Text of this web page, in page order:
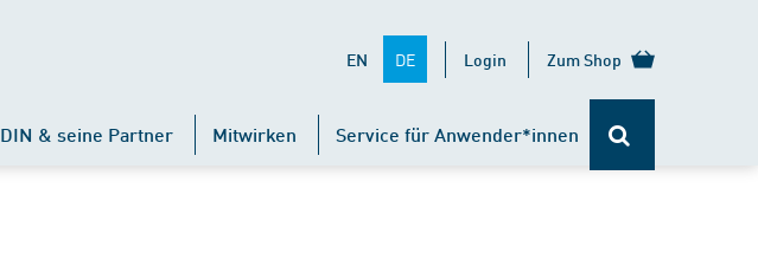
EN DE Login Zum Shop
DIN & seine Partner Mitwirken Service für Anwender*innen